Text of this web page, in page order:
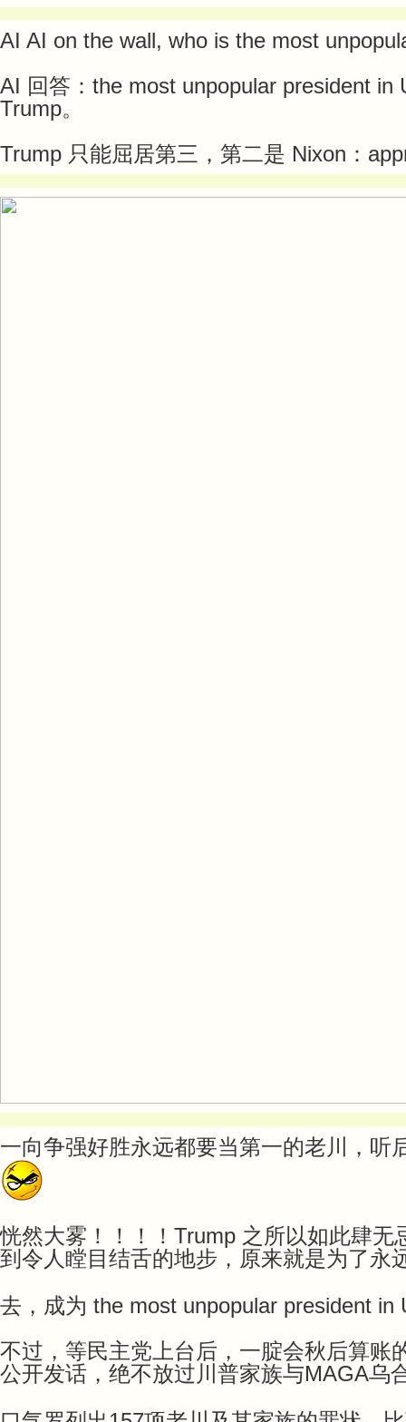
AI AI on the wall, who is the most
AI 回答：the most unpopular president in
Trump。
Trump 只能屈居第三，第二是 Nixon：
一向争强好胜永远都要当第一的老川，听
恍然大雾！！！！Trump 之所以如此肆无
到令人瞠目结舌的地步，原来就是为了永
去，成为 the most unpopular president in
不过，等民主党上台后，一腚会秋后算账
公开发话，绝不放过川普家族与MAGA乌